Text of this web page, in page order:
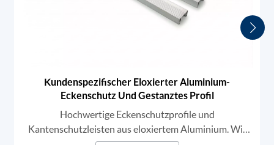
Kundenspezifischer Eloxierter Aluminium-
Eckenschutz Und Gestanztes Profil
Hochwertige Eckenschutzprofile und
Kantenschutzleisten aus eloxiertem Aluminium. Wir